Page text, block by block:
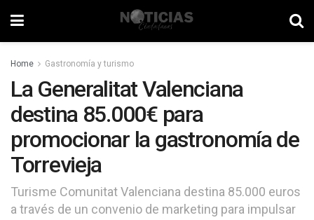
Home Gastronomía y turismo
La Generalitat Valenciana
destina 85.000€ para
promocionar la gastronomía de
Torrevieja
Turisme Comunitat Valenciana destina 85.000 euros
a través de un convenio de marketing para impulsar